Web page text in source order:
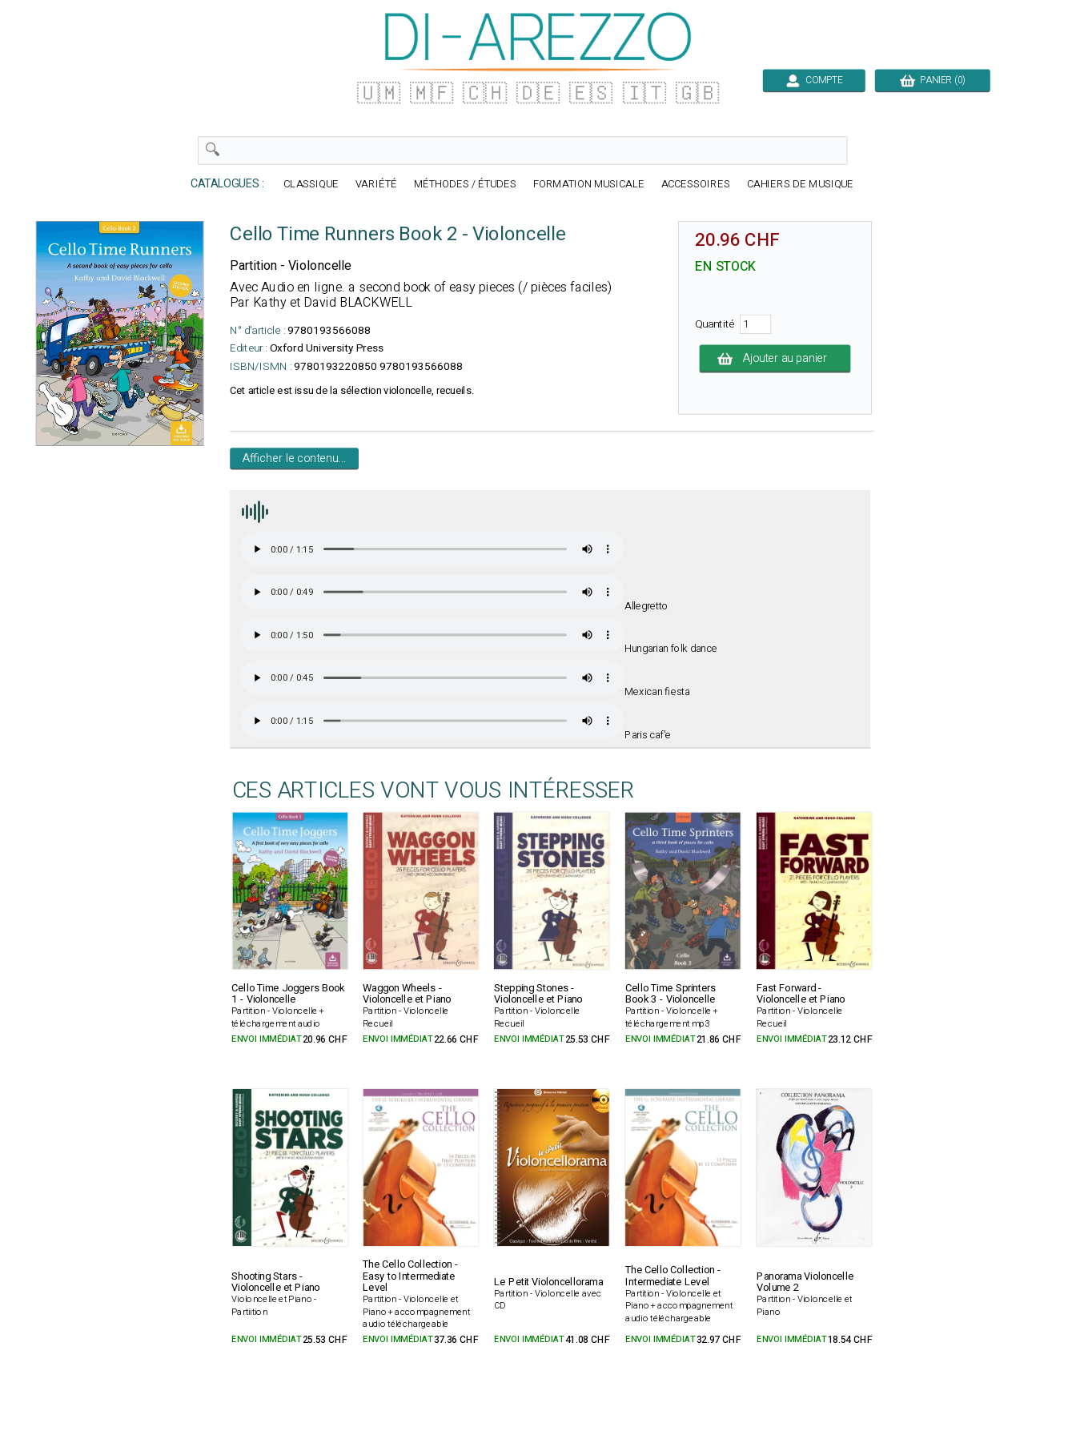
🇺🇲 🇲🇫 🇨🇭 🇩🇪 🇪🇸 🇮🇹 🇬🇧 COMPTE PANIER (0)
CATALOGUES : CLASSIQUE VARIÉTÉ MÉTHODES / ÉTUDES FORMATION MUSICALE ACCESSOIRES CAHIERS DE MUSIQUE
Cello Time Runners Book 2 - Violoncelle
Partition - Violoncelle
Avec Audio en ligne. a second book of easy pieces (/ pièces faciles)
Par Kathy et David BLACKWELL
N° d'article :9780193566088
Editeur : Oxford University Press
ISBN/ISMN :9780193220850 9780193566088
Cet article est issu de la sélection violoncelle, recueils.
20.96 CHF
EN STOCK
Quantité
Ajouter au panier
Afficher le contenu...
Allegretto
Hungarian folk dance
Mexican fiesta
Paris caf'e
CES ARTICLES VONT VOUS INTÉRESSER
Cello Time Joggers Book
1 - Violoncelle
Partition - Violoncelle +
téléchargement audio
Waggon Wheels -
Violoncelle et Piano
Partition - Violoncelle
Recueil
Stepping Stones -
Violoncelle et Piano
Partition - Violoncelle
Recueil
Cello Time Sprinters
Book 3 - Violoncelle
Partition - Violoncelle +
téléchargement mp3
Fast Forward -
Violoncelle et Piano
Partition - Violoncelle
Recueil
ENVOI IMMÉDIAT20.96 CHF ENVOI IMMÉDIAT22.66 CHF ENVOI IMMÉDIAT25.53 CHF ENVOI IMMÉDIAT21.86 CHF ENVOI IMMÉDIAT23.12 CHF
Shooting Stars -
Violoncelle et Piano
Violoncelle et Piano -
Partiition
The Cello Collection -
Easy to Intermediate
Level
Partition - Violoncelle et
Piano + accompagnement
audio téléchargeable
Le Petit Violoncellorama
Partition - Violoncelle avec
CD
The Cello Collection -
Intermediate Level
Partition - Violoncelle et
Piano + accompagnement
audio téléchargeable
Panorama Violoncelle
Volume 2
Partition - Violoncelle et
Piano
ENVOI IMMÉDIAT25.53 CHF ENVOI IMMÉDIAT37.36 CHF ENVOI IMMÉDIAT41.08 CHF ENVOI IMMÉDIAT32.97 CHF ENVOI IMMÉDIAT18.54 CHF